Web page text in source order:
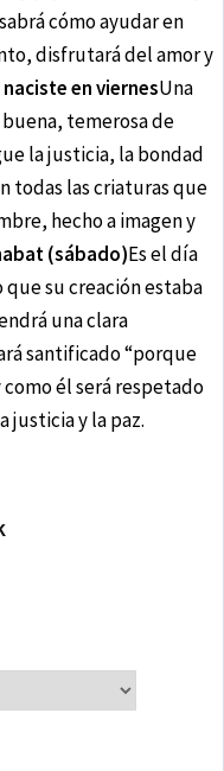
cómo ayudar en
disfrutará del amor y
naciste en viernesUna
temerosa de
la justicia, la bondad
todas las criaturas que
hecho a imagen y
(sábado)Es el día
que su creación estaba
una clara
santificado “porque
él será respetado
justicia y la paz.